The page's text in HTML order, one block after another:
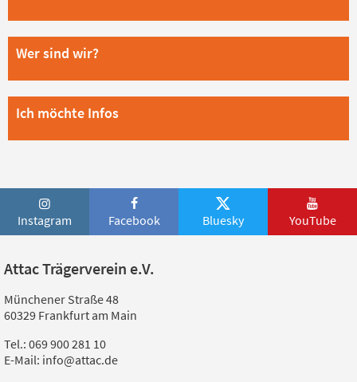
Wer sind wir?
Ich möchte Infos
Instagram Facebook Bluesky YouTube
Attac Trägerverein e.V.
Münchener Straße 48
60329 Frankfurt am Main
Tel.: 069 900 281 10
E-Mail: info@attac.de